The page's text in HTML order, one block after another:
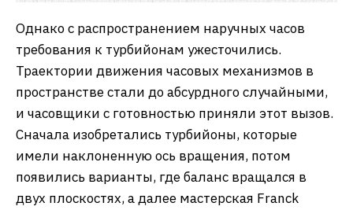
Однако с распространением наручных часов
требования к турбийонам ужесточились.
Траектории движения часовых механизмов в
пространстве стали до абсурдного случайными,
и часовщики с готовностью приняли этот вызов.
Сначала изобретались турбийоны, которые
имели наклоненную ось вращения, потом
появились варианты, где баланс вращался в
двух плоскостях, а далее мастерская Franck